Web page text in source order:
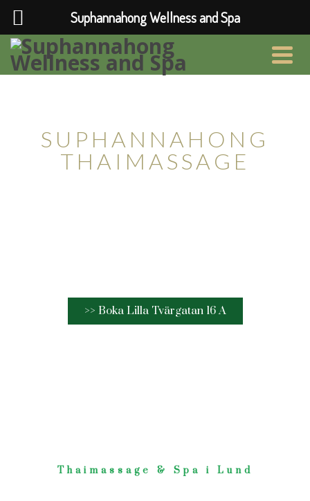
SUPHANNAHONG
THAIMASSAGE
>> Boka Lilla Tvärgatan 16 A
Thaimassage & Spa i Lund
Suphannahong Wellness and Spa